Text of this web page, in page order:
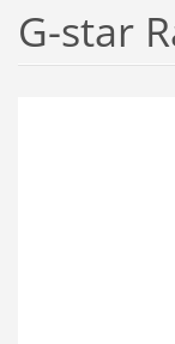
G-star